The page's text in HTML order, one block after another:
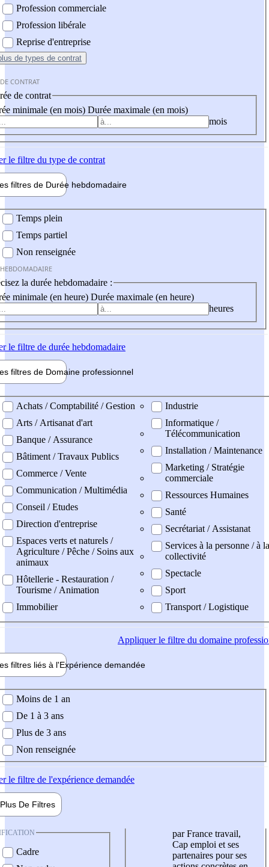
Profession commerciale
Profession libérale
Reprise d'entreprise
de types de contrat
CONTRAT
de contrat
minimale (en mois) Durée maximale (en mois)
mois
le filtre du type de contrat
filtres de Durée hebdomadaire
Temps plein
Temps partiel
Non renseignée
la durée hebdomadaire :
minimale (en heure) Durée maximale (en heure)
heures
le filtre de durée hebdomadaire
filtres de Domaine professionnel
professionel
Achats / Comptabilité / Gestion
Arts / Artisanat d'art
Banque / Assurance
Bâtiment / Travaux Publics
Commerce / Vente
Communication / Multimédia
Conseil / Etudes
Direction d'entreprise
Espaces verts et naturels /
Agriculture / Pêche / Soins aux
animaux
Hôtellerie - Restauration /
Tourisme / Animation
Immobilier
Industrie
Informatique /
Télécommunication
Installation / Maintenance
Marketing / Stratégie
commerciale
Ressources Humaines
Santé
Secrétariat / Assistanat
Services à la personne / à la
collectivité
Spectacle
Sport
Transport / Logistique
Appliquerle filtre du domaine
filtres liés à l'Expérience demandée
demandée
Moins de 1 an
De 1 à 3 ans
Plus de 3 ans
Non renseignée
le filtre de l'expérience demandée
Plus De Filtres
Cadre
par France travail,
Cap emploi et ses
partenaires pour ses